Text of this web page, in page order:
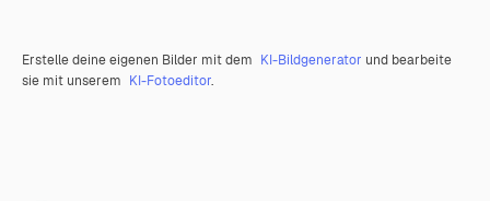
Erstelle deine eigenen Bilder mit dem KI-Bildgenerator und bearbeite
sie mit unserem KI-Fotoeditor.